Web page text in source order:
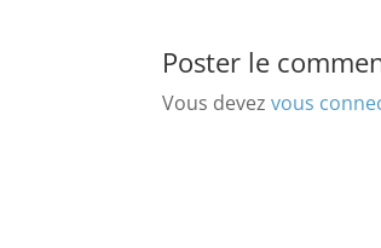
Poster le
Vous devezvous